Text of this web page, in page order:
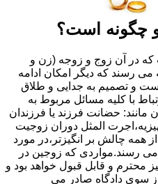
چگونه است؟
در آن زوج و زوجه (زن و
می رسند که دیگر امکان ادامه
و تصمیم به جدایی و طلاق
با کلیه مسائل مربوط به
حضانت فرزند یا فرزندان
المثل دوران زوجیت
همه چالش بر انگیزتر،در مورد
می رسند.مواردی که زوجین در
محترم و قابل قبول خواهد بود و
سوی دادگاه صادر می